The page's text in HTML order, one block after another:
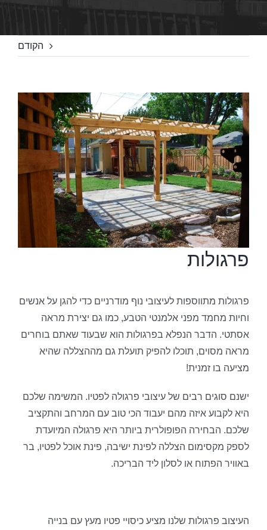
הקודם
צפה
בתמונה
מוגדלת
פרגולות
פרגולות מתווספות לעיצובי נוף מודרניים כדי להגן על אנשים
וחיות מחמד מפני אלמנטי הטבע, כמו גם יצירת מראה
אסתטי. הדבר הנפלא בפרגולות הוא שבעוד שאתם בוחרים
מראה מסוים, תוכלו להפיק תועלת גם מההצללה שהיא
מציעה בו זמנית!
ישנם סוגים רבים של עיצובי פרגולה לפטיו. המשימה שלכם
היא לקבוע איזה מהם יעבוד הכי טוב עם המרחב והתקציב
שלכם. הבחירה הפופולרית ביותר היא פרגולה המיועדת
לספק מקסימום הצללה לפינת ישיבה, פינת אוכל לפטיו, בר
באוויר הפתוח או לסלון ליד הבריכה.
העיצוב פרגולות שלנו מציע כיסויי פטיו מעץ עם בנייה